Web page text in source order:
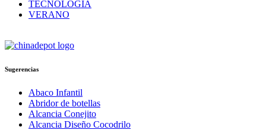
TECNOLOGIA
VERANO
Sugerencias
Abaco Infantil
Abridor de botellas
Alcancia Conejito
Alcancia Diseño Cocodrilo